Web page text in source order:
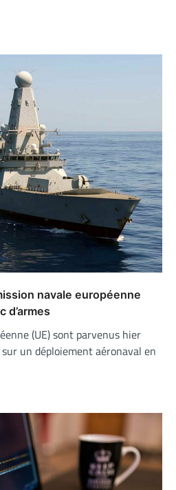
navale européenne
d’armes
(UE) sont parvenus hier
un déploiement aéronaval en